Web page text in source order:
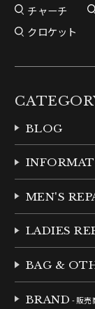
チャーチ
クロケット
BLOG
MEN'S
LADIES
BAG &
BRAND - 販売